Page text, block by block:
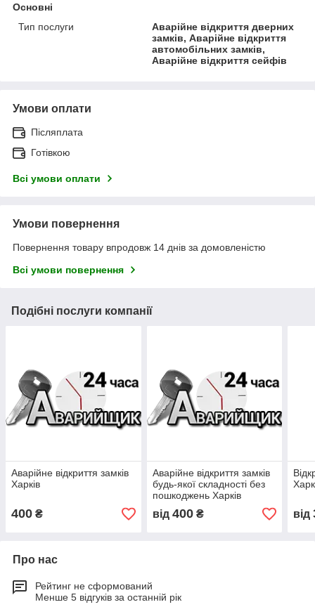
Основні
Тип послуги
Аварійне відкриття дверних
замків, Аварійне відкриття
автомобільних замків,
Аварійне відкриття сейфів
Умови оплати
Післяплата
Готівкою
Всі умови оплати
Умови повернення
Повернення товару впродовж 14 днів за домовленістю
Всі умови повернення
Подібні послуги компанії
Аварійне відкриття замків
Харків
400 ₴
Аварійне відкриття замків
будь-якої складності без
пошкоджень Харків
від 400₴ від
Про нас
Рейтинг не сформований
Менше 5 відгуків за останній рік